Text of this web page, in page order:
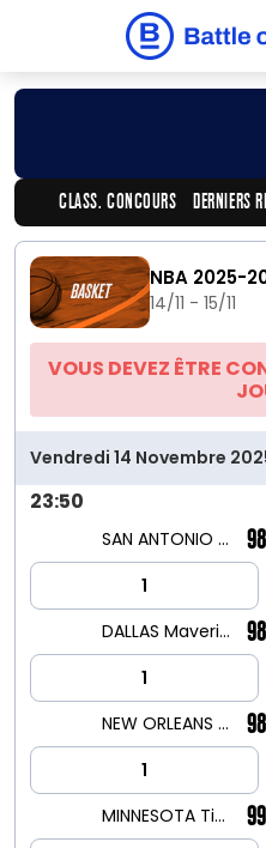
CLASS. CONCOURS DERNIERS
NBA 2025-
14/11 - 15/11
VOUS DEVEZ ÊTRE
Vendredi 14 Novembre
23:50
SAN ANTONIO Spurs
1
DALLAS Mavericks
1
NEW ORLEANS Pelicans
1
MINNESOTA Timberwolves